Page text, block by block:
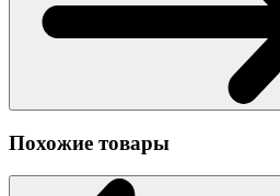
Похожие товары